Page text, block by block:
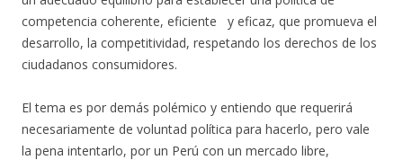
competencia coherente, eficiente y eficaz, que promueva el
desarrollo, la competitividad, respetando los derechos de los
ciudadanos consumidores.
El tema es por demás polémico y entiendo que requerirá
necesariamente de voluntad política para hacerlo, pero vale
la pena intentarlo, por un Perú con un mercado libre,